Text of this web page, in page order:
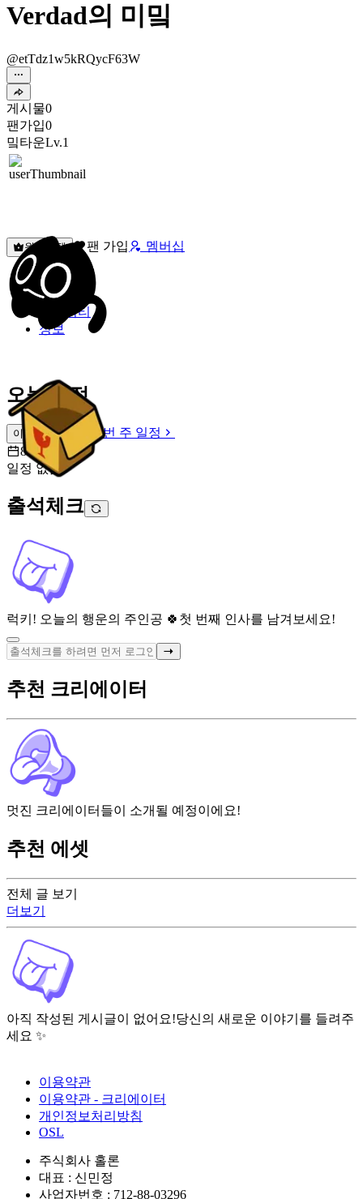
Verdad의 미밐
@etTdz1w5kRQycF63W
게시물0
팬가입0
밐타운Lv.1
원픽선택 팬 가입 멤버십
밐타운
피드
커뮤니티
정보
오늘 일정
이번 주 일정
이번 주 일정
8월 8일 [토]
일정 없음
출석체크
럭키! 오늘의 행운의 주인공 🍀 첫 번째 인사를 남겨보세요!
전체 글 보기
더보기
아직 작성된 게시글이 없어요!당신의 새로운 이야기를 들려주
세요 ✨
추천 크리에이터
멋진 크리에이터들이 소개될 예정이에요!
추천 에셋
이용약관
이용약관 - 크리에이터
개인정보처리방침
OSL
주식회사 홀론
대표 : 신민정
사업자번호 : 712-88-03296